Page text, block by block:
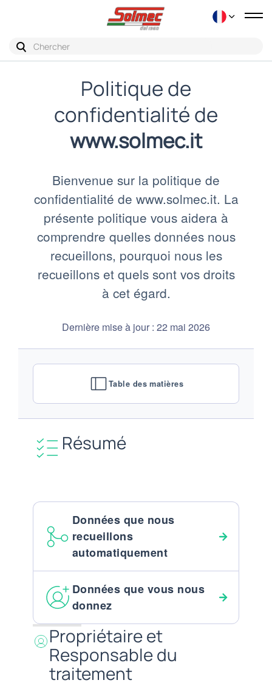
Politique de
confidentialité de
www.solmec.it
Bienvenue sur la politique de
confidentialité de www.solmec.it. La
présente politique vous aidera à
comprendre quelles données nous
recueillons, pourquoi nous les
recueillons et quels sont vos droits
à cet égard.
Dernière mise à jour : 22 mai 2026
Table des matières
Résumé
Données que nous
recueillons
automatiquement
Données que vous nous
donnez
Propriétaire et
Responsable du
traitement